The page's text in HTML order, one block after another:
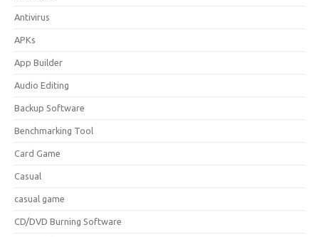
Antivirus
APKs
App Builder
Audio Editing
Backup Software
Benchmarking Tool
Card Game
Casual
casual game
CD/DVD Burning Software